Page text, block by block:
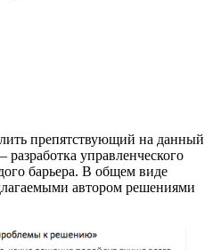
препятствующий на данный
управленческого
барьера. В общем виде
автором решениями